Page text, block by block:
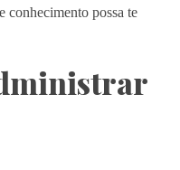
conhecimento possa te